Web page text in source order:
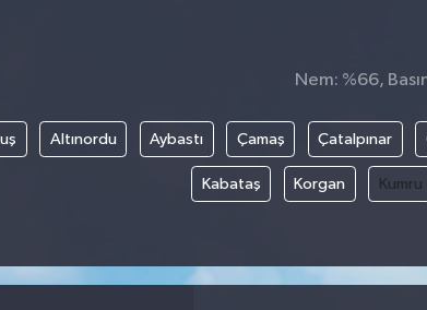
Nem: %66,
Altınordu Aybastı Çamaş Çatalpınar
Kabataş Korgan Kumru